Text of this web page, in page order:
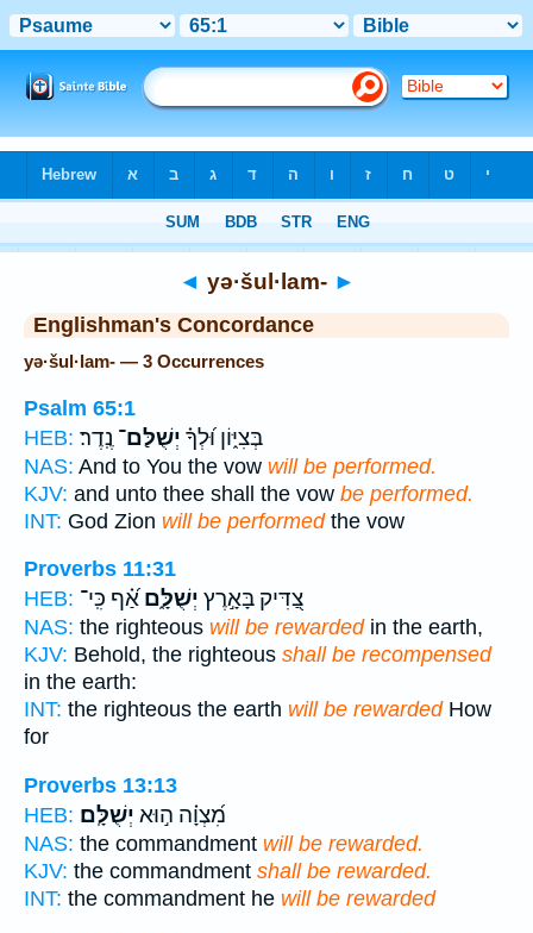
◄ yə·šul·lam- ►
Englishman's Concordance
yə·šul·lam- — 3 Occurrences
Psalm 65:1
HEB:
בְּצִיּ֑וֹן וּ֝לְךָ֗ יְשֻׁלַּם־ נֶֽדֶר׃
NAS: And to You the vow will be performed.
KJV: and unto thee shall the vow be performed.
INT: God Zion will be performedthe vow
Proverbs 11:31
HEB:
צַ֭דִּיק בָּאָ֣רֶץ יְשֻׁלָּ֑ם אַ֝֗ף כִּֽי־
NAS: the righteous will be rewardedin the earth,
KJV: Behold, the righteous shall be recompensed
in the earth:
INT: the righteous the earth will be rewardedHow
for
Proverbs 13:13
HEB:
מִ֝צְוָ֗ה ה֣וּא יְשֻׁלָּֽם׃
NAS: the commandment will be rewarded.
KJV: the commandment shall be rewarded.
INT: the commandment he will be rewarded